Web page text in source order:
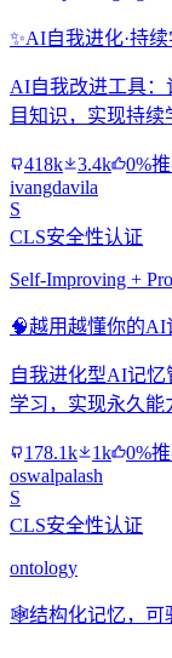
✨AI自我进化·持
AI自我改进工具：
目知识，实现持续
418k 3.4k
0%
ivangdavila
S
CLS安全性认证
Self-Improving +
🧠越用越懂你的AI
自我进化型AI记
学习，实现永久能
178.1k 1k
0%
oswalpalash
S
CLS安全性认证
ontology
🕸️结构化记忆，可